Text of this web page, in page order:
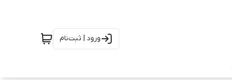
ورود | ثبت‌نام